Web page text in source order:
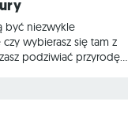
miały znaczący
Twojego zakątka, ale
być niezwykle
wybierasz się tam z
podziwiać przyrodę